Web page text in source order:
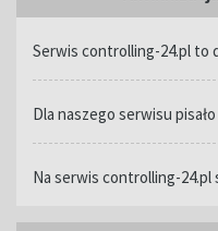
Serwis controlling-24.pl to
Dla naszego serwisu
Na serwis controlling-24.pl